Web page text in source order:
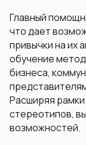
Главный
что дает
привычки на их
обучение
бизнеса,
Расширяя
стереотипов,
возможностей.